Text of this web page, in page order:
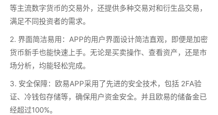
等主流数字货币的交易外，还提供多种交易对和衍生品交易，
满足不同投资者的需求。
2. 界面简洁易用： APP的用户界面设计简洁直观，即便是加密
货币新手也能快速上手。无论是买卖操作、查看资产，还是市
场分析，均能轻松完成。
3. 安全保障： 欧易APP采用了先进的安全技术，包括 2FA验
证、冷钱包存储等，确保用户资金安全。并且欧易的储备金已
经超过100%。